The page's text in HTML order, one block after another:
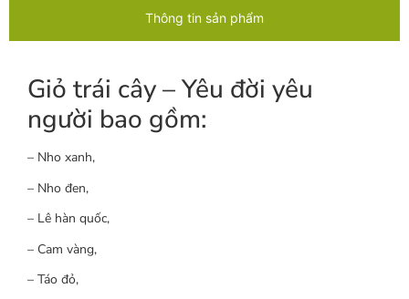
Thông tin sản phẩm
Giỏ trái cây – Yêu đời yêu
người bao gồm:
– Nho xanh,
– Nho đen,
– Lê hàn quốc,
– Cam vàng,
– Táo đỏ,